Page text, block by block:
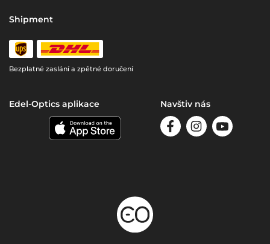
Shipment
Bezplatné zaslání a zpětné doručení
Edel-Optics aplikace Navštiv nás